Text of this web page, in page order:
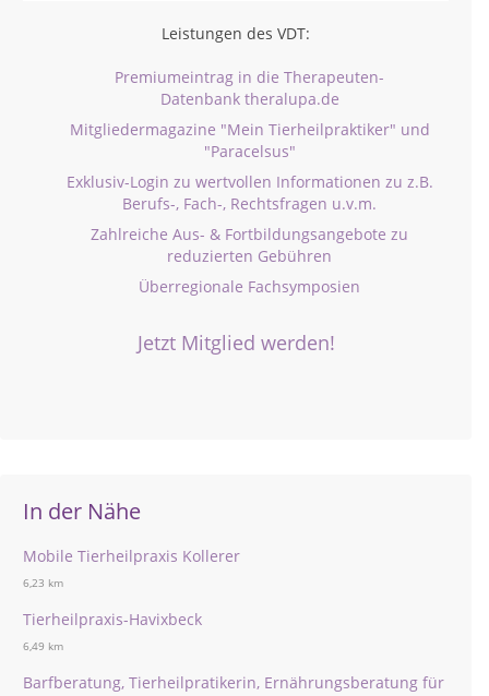
Leistungen des VDT:
Premiumeintrag in die Therapeuten-
Datenbank theralupa.de
Mitgliedermagazine "Mein Tierheilpraktiker" und
"Paracelsus"
Exklusiv-Login zu wertvollen Informationen zu z.B.
Berufs-, Fach-, Rechtsfragen u.v.m.
Zahlreiche Aus- & Fortbildungsangebote zu
reduzierten Gebühren
Überregionale Fachsymposien
Jetzt Mitglied werden!
In der Nähe
Mobile Tierheilpraxis Kollerer
6,23 km
Tierheilpraxis-Havixbeck
6,49 km
Barfberatung, Tierheilpratikerin, Ernährungsberatung für